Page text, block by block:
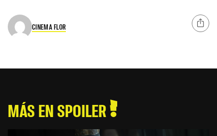
CINEMA FLOR
MÁS EN SPOILER